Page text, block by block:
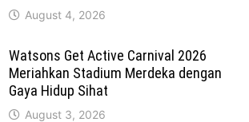
August 4, 2026
Watsons Get Active Carnival 2026
Meriahkan Stadium Merdeka dengan
Gaya Hidup Sihat
August 3, 2026